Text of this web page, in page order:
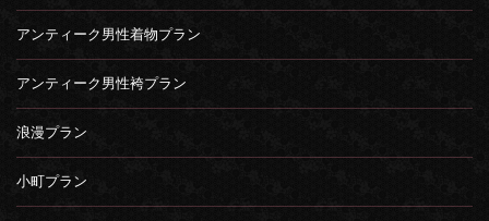
アンティーク男性着物プラン
アンティーク男性袴プラン
浪漫プラン
小町プラン